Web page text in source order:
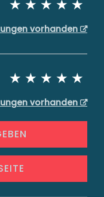
vorhanden
vorhanden